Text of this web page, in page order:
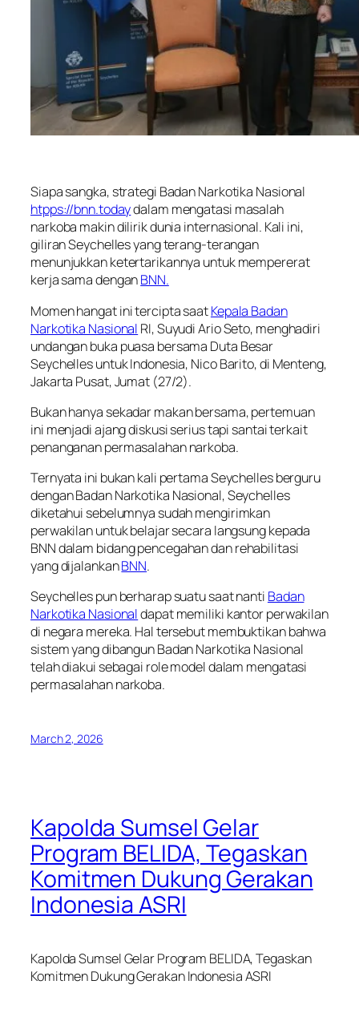
Siapa sangka, strategi Badan Narkotika Nasional
htpps://bnn.todaydalam mengatasi masalah
narkoba makin dilirik dunia internasional. Kali ini,
giliran Seychelles yang terang-terangan
menunjukkan ketertarikannya untuk mempererat
kerja sama denganBNN.
Momen hangat ini tercipta saatKepala Badan
Narkotika Nasional RI, Suyudi Ario Seto, menghadiri
undangan buka puasa bersama Duta Besar
Seychelles untuk Indonesia, Nico Barito, di Menteng,
Jakarta Pusat, Jumat (27/2).
Bukan hanya sekadar makan bersama, pertemuan
ini menjadi ajang diskusi serius tapi santai terkait
penanganan permasalahan narkoba.
Ternyata ini bukan kali pertama Seychelles berguru
dengan Badan Narkotika Nasional, Seychelles
diketahui sebelumnya sudah mengirimkan
perwakilan untuk belajar secara langsung kepada
BNN dalam bidang pencegahan dan rehabilitasi
yang dijalankanBNN.
Seychelles pun berharap suatu saat nanti Badan
Narkotika Nasionaldapat memiliki kantor perwakilan
di negara mereka. Hal tersebut membuktikan bahwa
sistem yang dibangun Badan Narkotika Nasional
telah diakui sebagai role model dalam mengatasi
permasalahan narkoba.
March 2, 2026
Kapolda Sumsel Gelar
Program BELIDA, Tegaskan
Komitmen Dukung Gerakan
Indonesia ASRI
Kapolda Sumsel Gelar Program BELIDA, Tegaskan
Komitmen Dukung Gerakan Indonesia ASRI